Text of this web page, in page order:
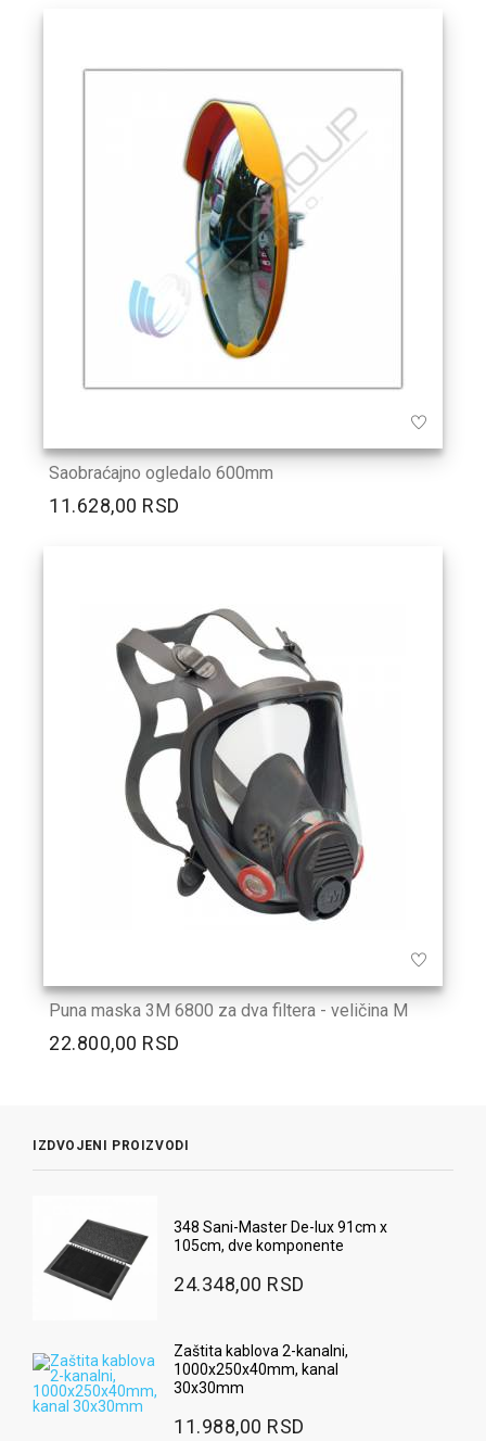
Saobraćajno ogledalo 600mm
11.628,00 RSD
Puna maska 3M 6800 za dva filtera - veličina M
22.800,00 RSD
IZDVOJENI PROIZVODI
348 Sani-Master De-lux 91cm x
105cm, dve komponente
24.348,00 RSD
Zaštita kablova 2-kanalni,
1000x250x40mm, kanal
30x30mm
11.988,00 RSD